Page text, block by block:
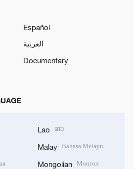
Español
العربية
Documentary
Lao ລາວ
Malay Bahasa Melayu
Mongolian Монгол